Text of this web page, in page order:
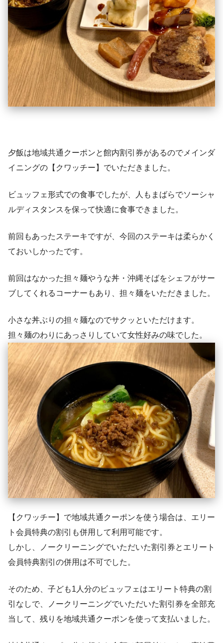
夕飯は地域共通クーポンと館内割引券があるのでメインダ
イニングの【クワッチー】でいただきました。
ビュッフェ形式での食事でしたが、人もまばらでソーシャ
ルディスタンスを保って快適に食事できました。
前回もあったステーキですが、今回のステーキは柔らかく
ておいしかったです。
前回はなかった担々麺やうな丼・沖縄そばをシェフがサー
ブしてくれるコーナーもあり、担々麺をいただきました。
小さな丼ぶりの担々麺なのでサクッといただけます。
担々麺のわりにあっさりしていて女性好みの味でした。
【クワッチー】で地域共通クーポンを使う場合は、エリー
ト会員特典の割引も併用して利用可能です。
しかし、ノークリーニングでいただいた割引券とエリート
会員特典割引の併用は不可でした。
そのため、子ども1人分のビュッフェはエリート特典の割
引なしで、ノークリーニングでいただいた割引券を全部充
当して、残りを地域共通クーポンを使って支払いました。